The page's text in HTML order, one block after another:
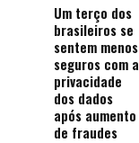
Um terço dos
brasileiros se
sentem menos
seguros com a
privacidade
dos dados
após aumento
de fraudes